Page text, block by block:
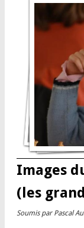
Images
(les
Soumis par Pascal